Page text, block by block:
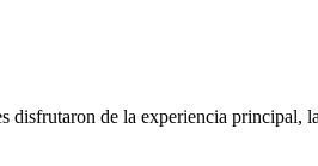
de la experiencia principal,